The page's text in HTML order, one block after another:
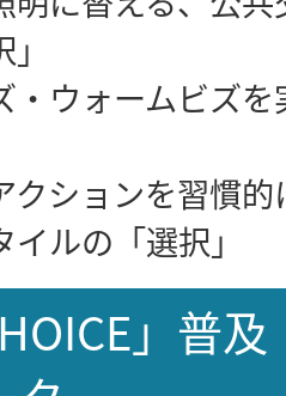
・ウォームビズ
クションを習慣
ルの「選択」
」普